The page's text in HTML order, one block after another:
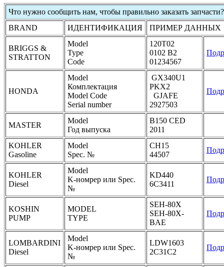
Что нужно сообщить нам, чтобы правильно заказать запчасти?
BRAND
ИДЕНТИФИКАЦИЯ ПРИМЕР ДАННЫХ
BRIGGS &
STRATTON
Model
Type
Code
120T02
0102 B2
01234567
HONDA
Model
Комплектация
Model Code
Serial number
GX340U1
PKX2
GJAFE
2927503
MASTER
Model
Год выпуска
B150 CED
2011
KOHLER
Gasoline
Model
Spec. №
CH15
44507
KOHLER
Diesel
Model
K-номрер или Spec.
№
KD440
6C3411
KOSHIN
PUMP
MODEL
TYPE
SEH-80X
SEH-80X-
BAE
LOMBARDINI
Diesel
Model
K-номрер или Spec.
№
LDW1603
2C31C2